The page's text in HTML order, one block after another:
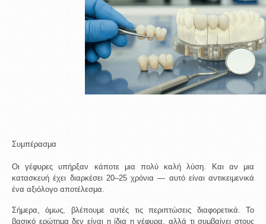
Συμπέρασμα
Οι γέφυρες υπήρξαν κάποτε μια πολύ καλή λύση. Και αν μια
κατασκευή έχει διαρκέσει 20–25 χρόνια — αυτό είναι αντικειμενικά
ένα αξιόλογο αποτέλεσμα.
Σήμερα, όμως, βλέπουμε αυτές τις περιπτώσεις διαφορετικά. Το
βασικό ερώτημα δεν είναι η ίδια η γέφυρα, αλλά τι συμβαίνει στους